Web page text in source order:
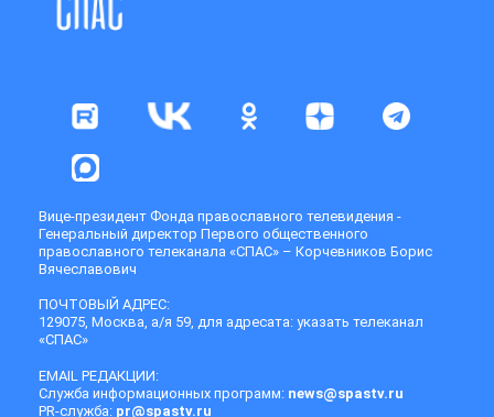
Вице-президент Фонда православного телевидения -
Генеральный директор Первого общественного
православного телеканала «СПАС» – Корчевников Борис
Вячеславович
ПОЧТОВЫЙ АДРЕС:
129075, Москва, а/я 59, для адресата: указать телеканал
«СПАС»
EMAIL РЕДАКЦИИ:
Служба информационных программ: news@spastv.ru
PR-служба: pr@spastv.ru